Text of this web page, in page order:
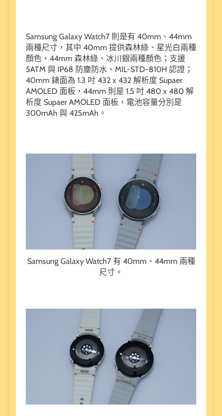
Samsung Galaxy Watch7 則是有 40mm、44mm
兩種尺寸，其中 40mm 提供森林綠、星光白兩種
顏色，44mm 森林綠、冰川銀兩種顏色；支援
5ATM 與 IP68 防塵防水、MIL-STD-810H 認證；
40mm 錶面為 1.3 吋 432 x 432 解析度 Supaer
AMOLED 面板，44mm 則是 1.5 吋 480 x 480 解
析度 Supaer AMOLED 面板，電池容量分別是
300mAh 與 425mAh。
Samsung Galaxy Watch7 有 40mm、44mm 兩種
尺寸。